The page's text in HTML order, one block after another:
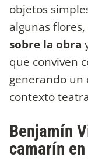
objetos
algunas flores,
sobre la obra
que conviven
generando un
contexto
Benjamín
camarín